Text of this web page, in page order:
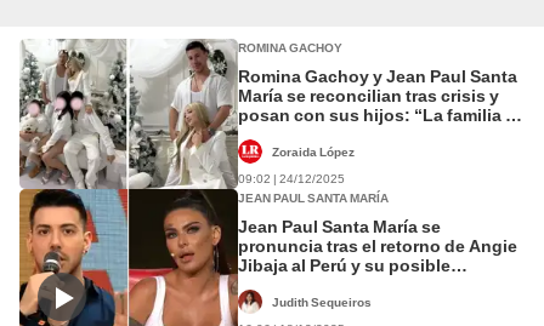
ROMINA GACHOY
Romina Gachoy y Jean Paul Santa
María se reconcilian tras crisis y
posan con sus hijos: “La familia es
Zoraida López
09:02 | 24/12/2025
JEAN PAUL SANTA MARÍA
Jean Paul Santa María se
pronuncia tras el retorno de Angie
Jibaja al Perú y su posible
cosas no están tan bien"
Judith Sequeiros